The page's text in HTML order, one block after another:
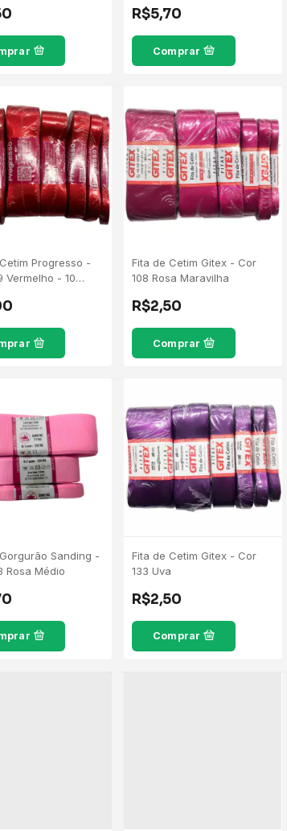
R$5,70
Comprar
Progresso -
Vermelho - 10
Fita de Cetim Gitex - Cor
108 Rosa Maravilha
R$2,50
Comprar
Sanding -
Rosa Médio
Fita de Cetim Gitex - Cor
133 Uva
R$2,50
Comprar